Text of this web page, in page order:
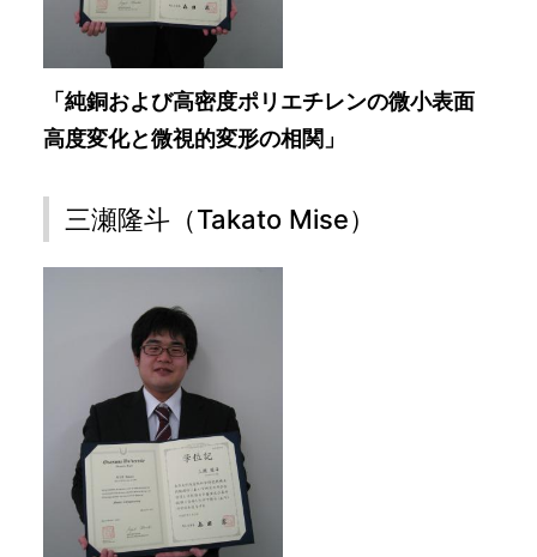
「純銅および高密度ポリエチレンの微小表面
高度変化と微視的変形の相関」
三瀬隆斗（Takato Mise）